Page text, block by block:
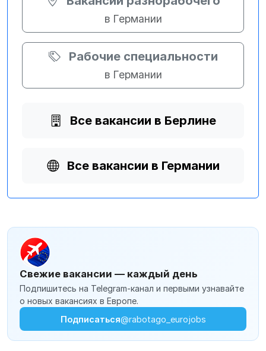
в Германии
Рабочие специальности
в Германии
Все вакансии в Берлине
Все вакансии в Германии
Свежие вакансии — каждый день
Подпишитесь на Telegram-канал и первыми узнавайте
о новых вакансиях в Европе.
Подписаться@rabotago_eurojobs